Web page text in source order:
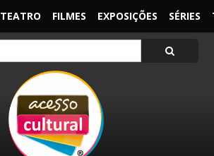
TEATRO FILMES EXPOSIÇÕES SÉRIES